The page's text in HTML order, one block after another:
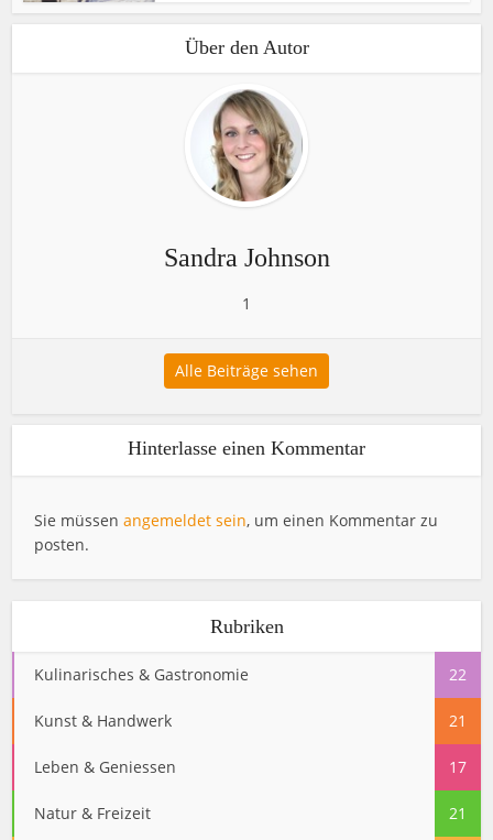
Über den Autor
Sandra Johnson
1
Alle Beiträge sehen
Hinterlasse einen Kommentar
Sie müssenangemeldet sein, um einen Kommentar zu
posten.
Rubriken
Kulinarisches & Gastronomie 22
Kunst & Handwerk 21
Leben & Geniessen 17
Natur & Freizeit 21